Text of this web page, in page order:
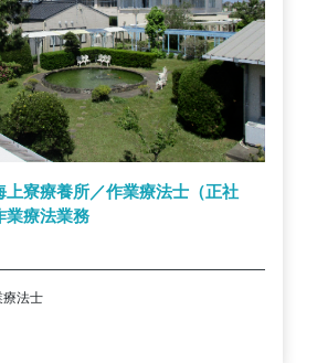
上寮療養所／作業療法士（正社
業療法業務
療法士